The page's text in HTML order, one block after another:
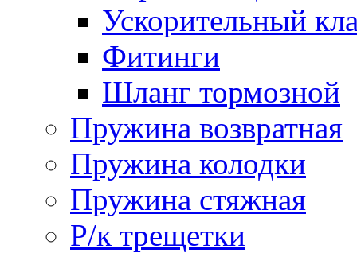
Ускорительный
Фитинги
Шланг тормозной
Пружина возвратная
Пружина колодки
Пружина стяжная
Р/к трещетки